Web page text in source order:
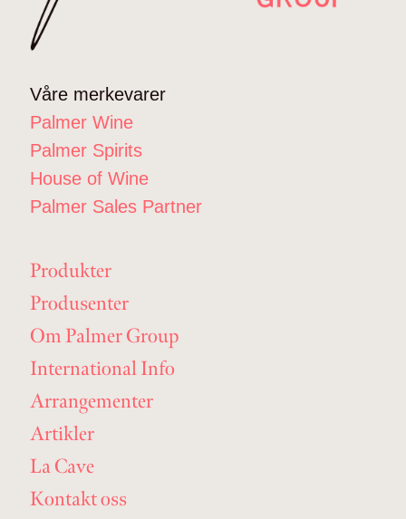
Våre merkevarer
Palmer Wine
Palmer Spirits
House of Wine
Palmer Sales Partner
Produkter
Produsenter
Om Palmer Group
International Info
Arrangementer
Artikler
La Cave
Kontakt oss